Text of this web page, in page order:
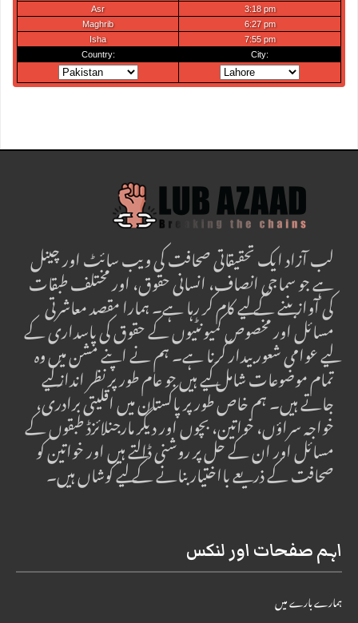
لب آزاد ایک تحقیقاتی صحافت کی ویب سائٹ اور چینل
ہے جو سماجی انصاف، انسانی حقوق، اور مختلف طبقات
کی آواز بننے کے لیے کام کر رہا ہے۔ ہمارا مقصد معاشرتی
مسائل اور مخصوص کمیونٹیوں کے حقوق کی پاسداری کے
لیے عوامی شعور بیدار کرنا ہے۔ ہم نے اپنے مشن میں وہ
تمام موضوعات شامل کیے ہیں جو عام طور پر نظر انداز کیے
جاتے ہیں۔ ہم خاص طور پر پاکستان میں اقلیتی برادری،
خواجہ سراؤں، خواتین، بچوں اور دیگر مارجنلائزڈ طبقوں کے
مسائل اور ان کے حل پر روشنی ڈالتے ہیں اور خواتین کو
صحافت کے ذریعے بااختیار بنانے کے لیے کوشاں ہیں۔
اہم صفحات اور لنکس
ہمارے بارے میں